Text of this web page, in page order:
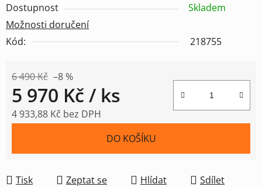
Dostupnost
Skladem
Možnosti doručení
Kód:
218755
6 490 Kč –8 %
5 970 Kč / ks
4 933,88 Kč bez DPH
DO KOŠÍKU
Tisk Zeptat se Hlídat Sdílet